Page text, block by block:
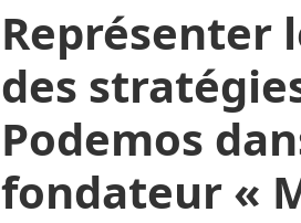
Représenter
des
Podemos
fondateur «